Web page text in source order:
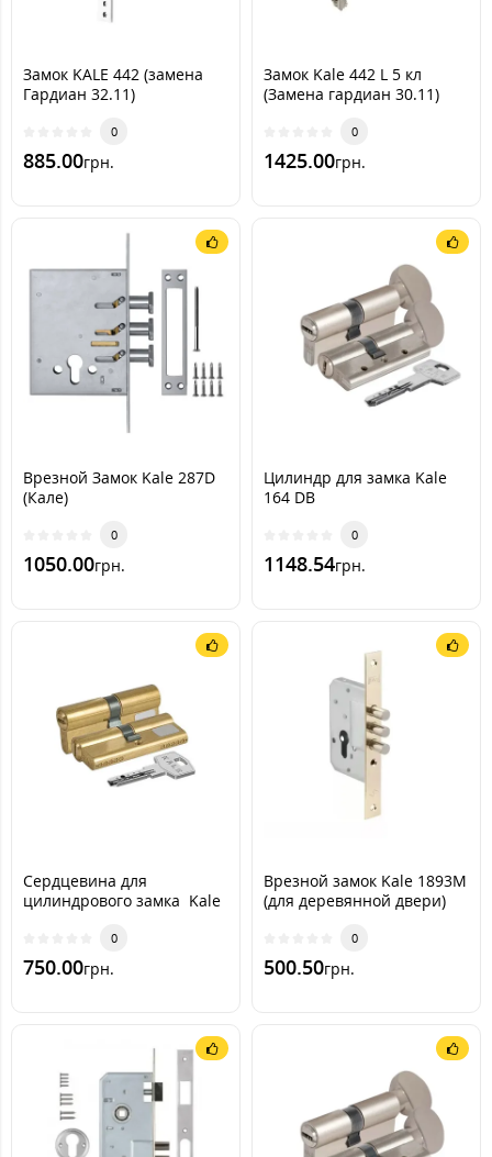
Замок KALE 442 (замена
Гардиан 32.11)
0
885.00грн.
Замок Kale 442 L 5 кл
(Замена гардиан 30.11)
0
1425.00грн.
Врезной Замок Kale 287D
(Кале)
0
1050.00грн.
Цилиндр для замка Kale
164 DB
0
1148.54грн.
Сердцевина для
цилиндрового замка Kale
0
750.00грн.
Врезной замок Kale 1893М
(для деревянной двери)
0
500.50грн.